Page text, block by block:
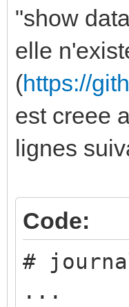
"show
elle
(https://
est creee
lignes
Code:
#
...